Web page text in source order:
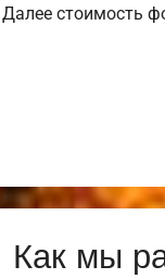
стоимость
Как мы